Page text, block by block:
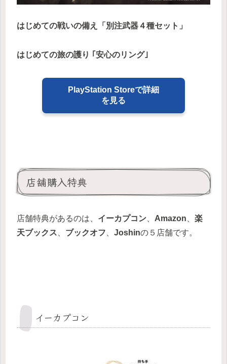
はじめての戦いの備え「別注武器４種セット」
はじめての旅の護り ｢安心のリング｣
PlayStation Storeで詳細
を見る
店舗購入特典
店舗特典があるのは、 イーカプコン Amazon
楽
天ブックス
ブックオフ Joshinの５店舗です。
イーカプコン